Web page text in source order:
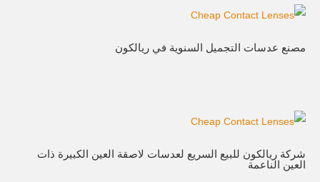
مصنع عدسات التجميل السنوية في ريالكون
شركة ريالكون للبيع السريع لعدسات لاصقة العين الكبيرة ذات
العين الناعمة